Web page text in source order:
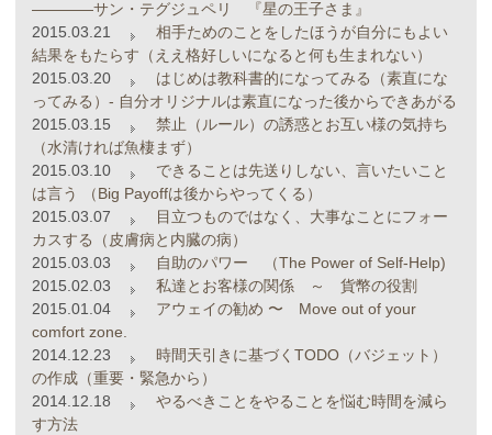
――――サン・テグジュペリ 『星の王子さま』
2015.03.21
相手ためのことをしたほうが自分にもよい
結果をもたらす（ええ格好しいになると何も生まれない）
2015.03.20
はじめは教科書的になってみる（素直にな
ってみる）- 自分オリジナルは素直になった後からできあがる
2015.03.15
禁止（ルール）の誘惑とお互い様の気持ち
（水清ければ魚棲まず）
2015.03.10
できることは先送りしない、言いたいこと
は言う （Big Payoffは後からやってくる）
2015.03.07
目立つものではなく、大事なことにフォー
カスする（皮膚病と内臓の病）
2015.03.03
自助のパワー （The Power of Self-Help)
2015.02.03
私達とお客様の関係 ～ 貨幣の役割
2015.01.04
アウェイの勧め 〜 Move out of your
comfort zone.
2014.12.23
時間天引きに基づくTODO（バジェット）
の作成（重要・緊急から）
2014.12.18
やるべきことをやることを悩む時間を減ら
す方法